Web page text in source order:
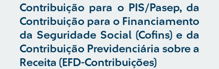
Contribuição para o PIS/Pasep, da
Contribuição para o Financiamento
da Seguridade Social (Cofins) e da
Contribuição Previdenciária sobre a
Receita (EFD-Contribuições)